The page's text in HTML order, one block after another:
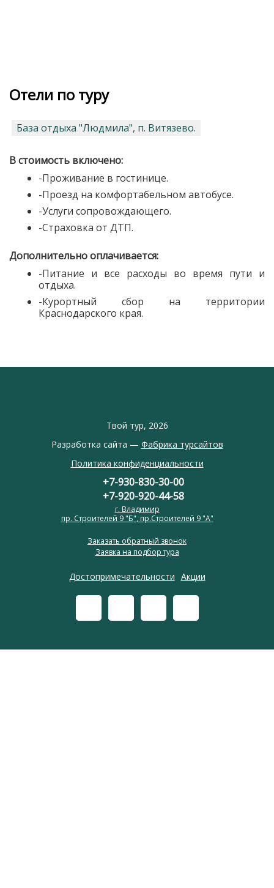
Отели по туру
База отдыха "Людмила", п. Витязево.
В стоимость включено:
-Проживание в гостинице.
-Проезд на комфортабельном автобусе.
-Услуги сопровождающего.
-Страховка от ДТП.
Дополнительно оплачивается:
-Питание и все расходы во время пути и
отдыха.
-Курортный сбор на территории
Краснодарского края.
Твой тур, 2026
Разработка сайта — Фабрика турсайтов
Политика конфиденциальности
Достопримечательности Акции
+7-930-830-30-00
+7-920-920-44-58
г. Владимир
пр. Строителей 9 "Б", пр.Строителей 9 "А"
Заказать обратный звонок
Заявка на подбор тура